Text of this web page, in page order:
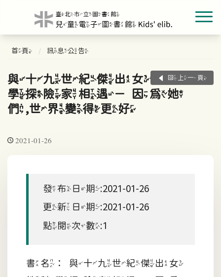
首頁 訊息公告
與十九世紀傑出女性科
學探險家相遇－因為她
們,世界變得更好
回上一頁
2021-01-26
發布日期:2021-01-26
更新日期:2021-01-26
點閱次數:1
書名：與十九世紀傑出女